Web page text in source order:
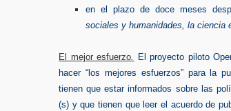
en el plazo de doce meses
sociales y humanidades, la ciencia
El mejor esfuerzo.
El proyecto piloto
hacer “los mejores esfuerzos” para la
tienen que estar informados sobre las
(s) y que tienen que leer el acuerdo de